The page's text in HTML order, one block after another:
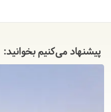
پیشنهاد می‌کنیم بخوانید: